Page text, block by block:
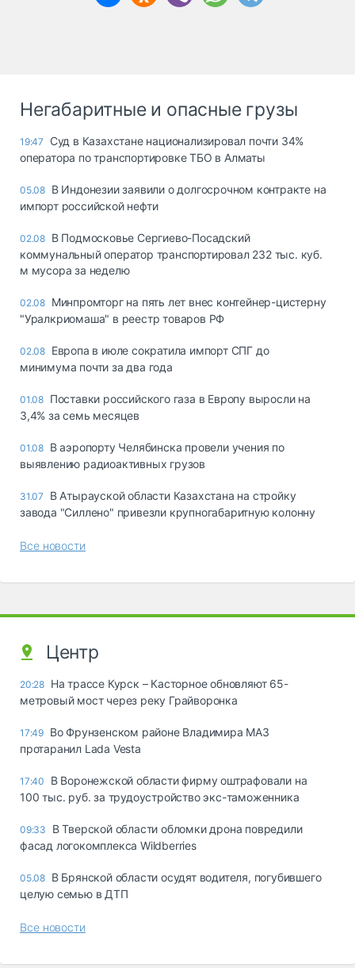
Негабаритные и опасные грузы
19:47
Суд в Казахстане национализировал почти 34%
оператора по транспортировке ТБО в Алматы
05.08 В Индонезии заявили о долгосрочном контракте на
импорт российской нефти
02.08 В Подмосковье Сергиево-Посадский
коммунальный оператор транспортировал 232 тыс. куб.
м мусора за неделю
02.08 Минпромторг на пять лет внес контейнер-цистерну
"Уралкриомаша" в реестр товаров РФ
02.08 Европа в июле сократила импорт СПГ до
минимума почти за два года
01.08 Поставки российского газа в Европу выросли на
3,4% за семь месяцев
01.08 В аэропорту Челябинска провели учения по
выявлению радиоактивных грузов
31.07
В Атырауской области Казахстана на стройку
завода "Силлено" привезли крупногабаритную колонну
Все новости
Центр
20:28 На трассе Курск – Касторное обновляют 65-
метровый мост через реку Грайворонка
17:49 Во Фрунзенском районе Владимира МАЗ
протаранил Lada Vesta
17:40
В Воронежской области фирму оштрафовали на
100 тыс. руб. за трудоустройство экс-таможенника
09:33
В Тверской области обломки дрона повредили
фасад логокомплекса Wildberries
05.08 В Брянской области осудят водителя, погубившего
целую семью в ДТП
Все новости